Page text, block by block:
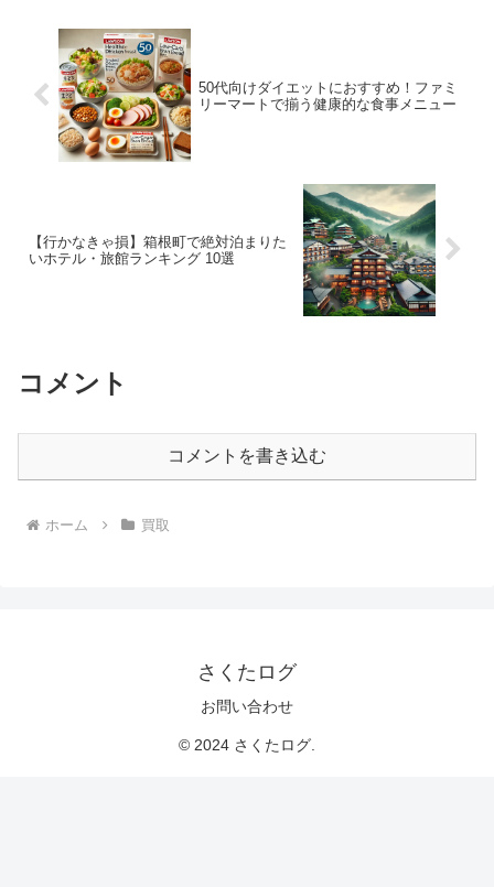
50代向けダイエットにおすすめ！ファミ
リーマートで揃う健康的な食事メニュー
【行かなきゃ損】箱根町で絶対泊まりた
いホテル・旅館ランキング 10選
コメント
コメントを書き込む
ホーム 買取
さくたログ
お問い合わせ
© 2024 さくたログ.